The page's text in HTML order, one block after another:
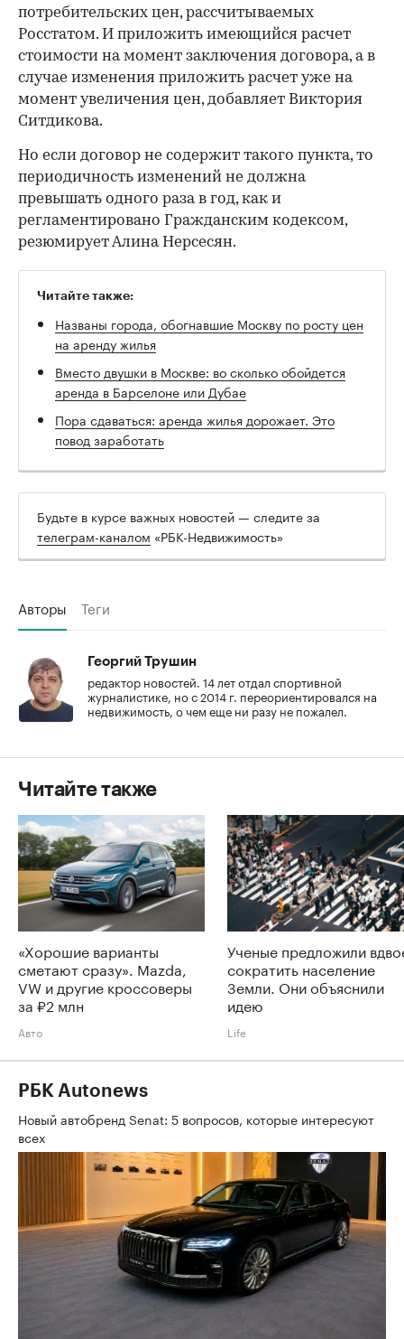
потребительских цен, рассчитываемых
Росстатом. И приложить имеющийся расчет
стоимости на момент заключения договора, а в
случае изменения приложить расчет уже на
момент увеличения цен, добавляет Виктория
Ситдикова.
Но если договор не содержит такого пункта, то
периодичность изменений не должна
превышать одного раза в год, как и
регламентировано Гражданским кодексом,
резюмирует Алина Нерсесян.
Читайте также:
Названы города, обогнавшие Москву по росту цен
на аренду жилья
Вместо двушки в Москве: во сколько обойдется
аренда в Барселоне или Дубае
Пора сдаваться: аренда жилья дорожает. Это
повод заработать
Будьте в курсе важных новостей — следите за
телеграм-каналом «РБК-Недвижимость»
Авторы Теги
Георгий Трушин
редактор новостей. 14 лет отдал спортивной
журналистике, но с 2014 г. переориентировался на
недвижимость, о чем еще ни разу не пожалел.
Читайте также
«Хорошие варианты
сметают сразу». Mazda,
VW и другие кроссоверы
за ₽2 млн
Авто
Ученые предложили
сократить население
Земли. Они объяснили
идею
Life
РБК Autonews
Новый автобренд Senat: 5 вопросов, которые интересуют
всех